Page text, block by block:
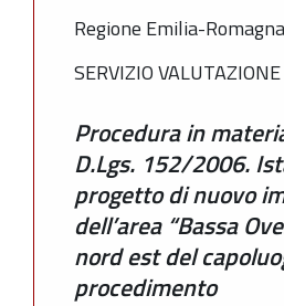
Regione Emilia-Romagna
SERVIZIO
Procedura in
D.Lgs. 152/2006.
progetto di nuovo
dell’area “Bassa
nord est del
procedimento